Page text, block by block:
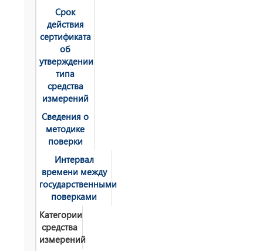
Срок
действия
сертификата
об
утверждении
типа
средства
измерений
Сведения о
методике
поверки
Интервал
времени между
государственными
поверками
Категории
средства
измерений